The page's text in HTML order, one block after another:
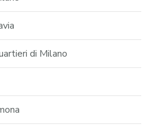
di Milano